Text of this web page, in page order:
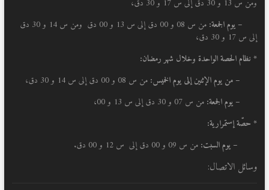
ومن س 13 و 30 دق إلى س 17 و 30 دق،
– يوم الجمعة:
من س 08 و 00 دق إلى س 13 و 00 دق ومن س 14 و 30 دق
إلى س 17 و 30 دق،
* نظام الحصة الواحدة وخلال شهر رمضان:
– من يوم الإثنين إلى يوم الخميس: من س 08 و 00 دق إلى س 14 و 30 دق،
– يوم الجمعة: من س 07 و 30 دق إلى س 13 و 00،
* حصّة إستمرارية:
– يوم السبت: من س 09 و 00 دق إلى س 12 و 00 دق.
وسائل الاتصال: